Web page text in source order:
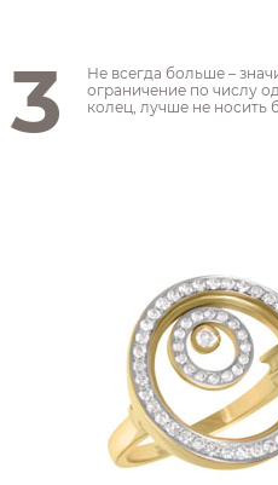
3
Не всегда больше –
ограничение по числу
колец, лучше не носить